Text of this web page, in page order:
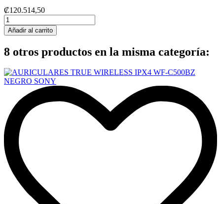
₡120.514,50
Añadir al carrito
8 otros productos en la misma categoría: